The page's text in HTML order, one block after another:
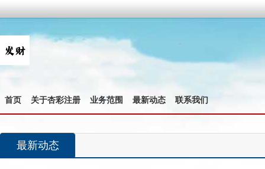
首页 关于杏彩注册 业务范围 最新动态 联系我们
最新动态